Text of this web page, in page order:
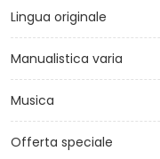
Lingua originale
Manualistica varia
Musica
Offerta speciale